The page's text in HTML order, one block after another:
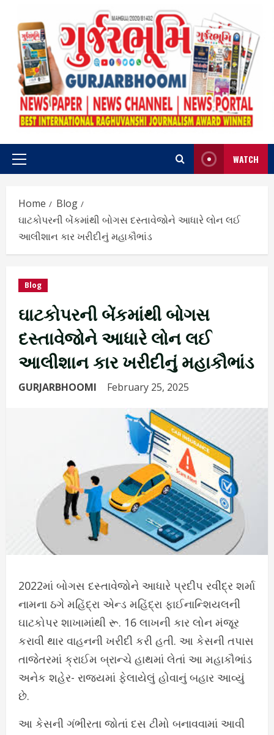
content
Primary
WATCH
Home
Blog
ઘાટકોપરની બેંકમાંથી બોગસ દસ્તાવેજોને આધારે લોન લઈ
આલીશાન કાર ખરીદીનું મહાકૌભાંડ
Blog
ઘાટકોપરની બેંકમાંથી બોગસ
દસ્તાવેજોને આધારે લોન લઈ
આલીશાન કાર ખરીદીનું મહાકૌભાંડ
GURJARBHOOMI February 25, 2025
2022માં બોગસ દસ્તાવેજોને આધારે પ્રદીપ રવીંદ્ર શર્મા
નામના ઠગે મહિંદ્રા એન્ડ મહિંદ્રા ફાઈનાન્શિયલની
ઘાટકોપર શાખામાંથી રૂ. 16 લાખની કાર લોન મંજૂર
કરાવી થાર વાહનની ખરીદી કરી હતી. આ કેસની તપાસ
તાજેતરમાં ક્રાઈમ બ્રાન્ચે હાથમાં લેતાં આ મહાકૌભાંડ
અનેક શહેર- રાજ્યમાં ફેલાયેલું હોવાનું બહાર આવ્યું
છે.
આ કેસની ગંભીરતા જોતાં દસ ટીમો બનાવવામાં આવી